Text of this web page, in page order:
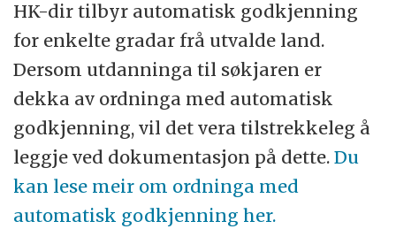
HK-dir tilbyr automatisk godkjenning
for enkelte gradar frå utvalde land.
Dersom utdanninga til søkjaren er
dekka av ordninga med automatisk
godkjenning, vil det vera tilstrekkeleg å
leggje ved dokumentasjon på dette.Du
kan lese meir om ordninga med
automatisk godkjenning her.